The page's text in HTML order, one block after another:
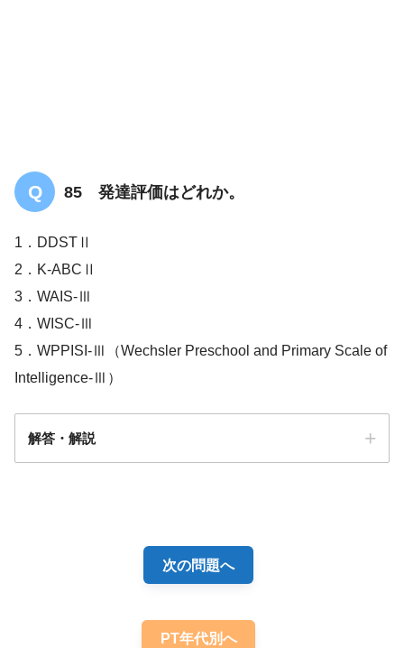
皮膚筋炎／多発性筋炎
85 発達評価はどれか。
1．DDSTⅡ
2．K-ABCⅡ
3．WAIS-Ⅲ
4．WISC-Ⅲ
5．WPPISI-Ⅲ（Wechsler Preschool and Primary Scale of
Intelligence-Ⅲ）
解答・解説
次の問題へ
PT年代別へ